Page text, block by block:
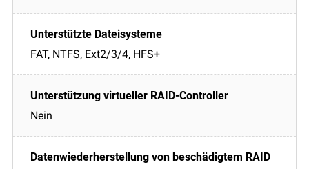
FAT, NTFS, Ext2/3/4, HFS+
Nein